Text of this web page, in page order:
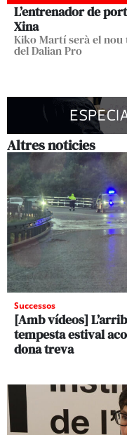
L’entrenador de
Xina
Kiko Martí serà el
del Dalian Pro
Altres noticies
Successos
[Amb vídeos]
tempesta estival
dona treva